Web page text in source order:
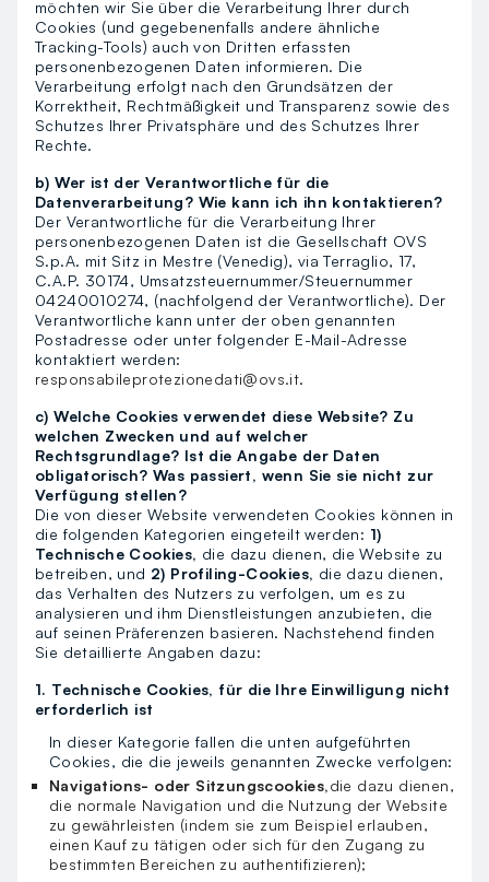
möchten wir Sie über die Verarbeitung Ihrer durch
Cookies (und gegebenenfalls andere ähnliche
Tracking-Tools) auch von Dritten erfassten
personenbezogenen Daten informieren. Die
Verarbeitung erfolgt nach den Grundsätzen der
Korrektheit, Rechtmäßigkeit und Transparenz sowie des
Schutzes Ihrer Privatsphäre und des Schutzes Ihrer
Rechte.
b) Wer ist der Verantwortliche für die
Datenverarbeitung? Wie kann ich ihn kontaktieren?
Der Verantwortliche für die Verarbeitung Ihrer
personenbezogenen Daten ist die Gesellschaft OVS
S.p.A. mit Sitz in Mestre (Venedig), via Terraglio, 17,
C.A.P. 30174, Umsatzsteuernummer/Steuernummer
04240010274, (nachfolgend der Verantwortliche). Der
Verantwortliche kann unter der oben genannten
Postadresse oder unter folgender E-Mail-Adresse
kontaktiert werden:
responsabileprotezionedati@ovs.it.
c) Welche Cookies verwendet diese Website? Zu
welchen Zwecken und auf welcher
Rechtsgrundlage? Ist die Angabe der Daten
obligatorisch? Was passiert, wenn Sie sie nicht zur
Verfügung stellen?
Die von dieser Website verwendeten Cookies können in
die folgenden Kategorien eingeteilt werden: 1)
Technische Cookies, die dazu dienen, die Website zu
betreiben, und 2) Profiling-Cookies, die dazu dienen,
das Verhalten des Nutzers zu verfolgen, um es zu
analysieren und ihm Dienstleistungen anzubieten, die
auf seinen Präferenzen basieren. Nachstehend finden
Sie detaillierte Angaben dazu:
1. Technische Cookies, für die Ihre Einwilligung nicht
erforderlich ist
In dieser Kategorie fallen die unten aufgeführten
Cookies, die die jeweils genannten Zwecke verfolgen:
Navigations- oder Sitzungscookies,die dazu dienen,
die normale Navigation und die Nutzung der Website
zu gewährleisten (indem sie zum Beispiel erlauben,
einen Kauf zu tätigen oder sich für den Zugang zu
bestimmten Bereichen zu authentifizieren);